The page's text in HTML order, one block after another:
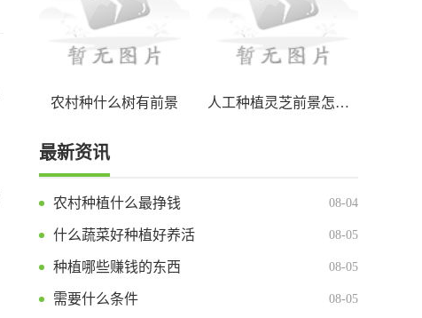
农村种什么树有前景 人工种植灵芝前景怎么样
最新资讯
农村种植什么最挣钱 08-04
什么蔬菜好种植好养活 08-05
种植哪些赚钱的东西 08-05
需要什么条件 08-05